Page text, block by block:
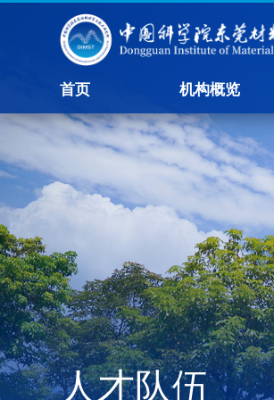
首页 机构概览
人才队伍